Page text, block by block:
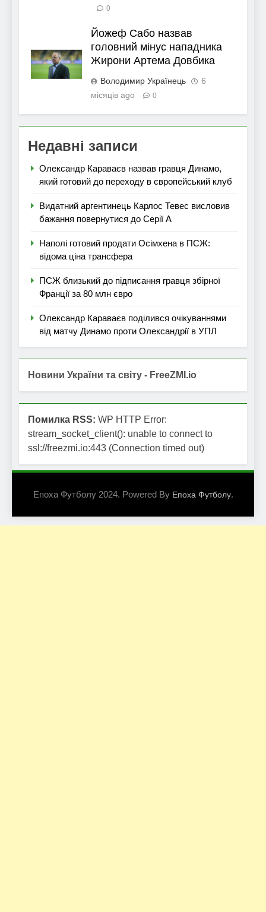
0
Йожеф Сабо назвав
головний мінус нападника
Жирони Артема Довбика
Володимир Українець
6
місяців ago
0
Недавні записи
Олександр Караваєв назвав гравця Динамо,
який готовий до переходу в європейський клуб
Видатний аргентинець Карлос Тевес висловив
бажання повернутися до Серії А
Наполі готовий продати Осімхена в ПСЖ:
відома ціна трансфера
ПСЖ близький до підписання гравця збірної
Франції за 80 млн євро
Олександр Караваєв поділився очікуваннями
від матчу Динамо проти Олександрії в УПЛ
Новини України та світу - FreeZMI.io
Помилка RSS: WP HTTP Error:
stream_socket_client(): unable to connect to
ssl://freezmi.io:443 (Connection timed out)
Епоха Футболу 2024. Powered By Епоха Футболу.